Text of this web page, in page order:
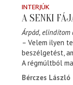
INTERJÚK
A SENKI
Árpád, elindítom
– Velem ilyen
beszélgetést,
A régmúltból
Bérczes László